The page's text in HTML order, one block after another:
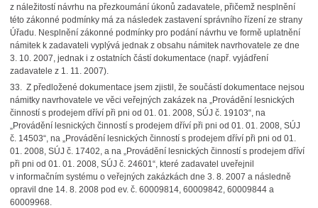
z náležitostí návrhu na přezkoumání úkonů zadavatele, přičemž nesplnění
této zákonné podmínky má za následek zastavení správního řízení ze strany
Úřadu. Nesplnění zákonné podmínky pro podání návrhu ve formě uplatnění
námitek k zadavateli vyplývá jednak z obsahu námitek navrhovatele ze dne
3. 10. 2007, jednak i z ostatních částí dokumentace (např. vyjádření
zadavatele z 1. 11. 2007).
33. Z předložené dokumentace jsem zjistil, že součástí dokumentace nejsou
námitky navrhovatele ve věci veřejných zakázek na „Provádění lesnických
činností s prodejem dříví při pni od 01. 01. 2008, SÚJ č. 19103“, na
„Provádění lesnických činností s prodejem dříví při pni od 01. 01. 2008, SÚJ
č. 14503“, na „Provádění lesnických činností s prodejem dříví při pni od 01.
01. 2008, SÚJ č. 17402, a na „Provádění lesnických činností s prodejem dříví
při pni od 01. 01. 2008, SÚJ č. 24601“, které zadavatel uveřejnil
v informačním systému o veřejných zakázkách dne 3. 8. 2007 a následně
opravil dne 14. 8. 2008 pod ev. č. 60009814, 60009842, 60009844 a
60009968.